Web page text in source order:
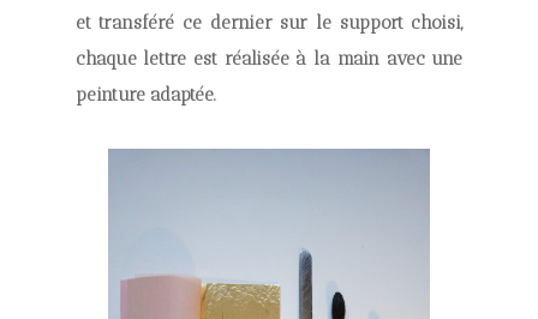
et transféré ce dernier sur le support choisi,
chaque lettre est réalisée à la main avec une
peinture adaptée.